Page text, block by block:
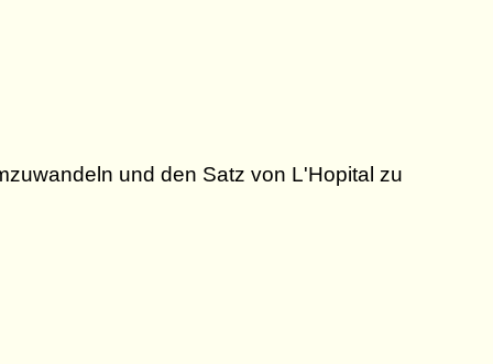
= 0
und den Satz von L'Hopital zu
x} = \lim_{x\to \infty} \dfrac{ x}{